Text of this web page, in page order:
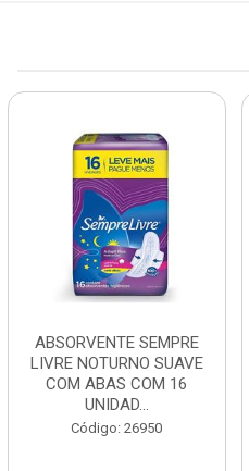
ABSORVENTE SEMPRE
LIVRE NOTURNO SUAVE
COM ABAS COM 16
UNIDAD...
Código: 26950